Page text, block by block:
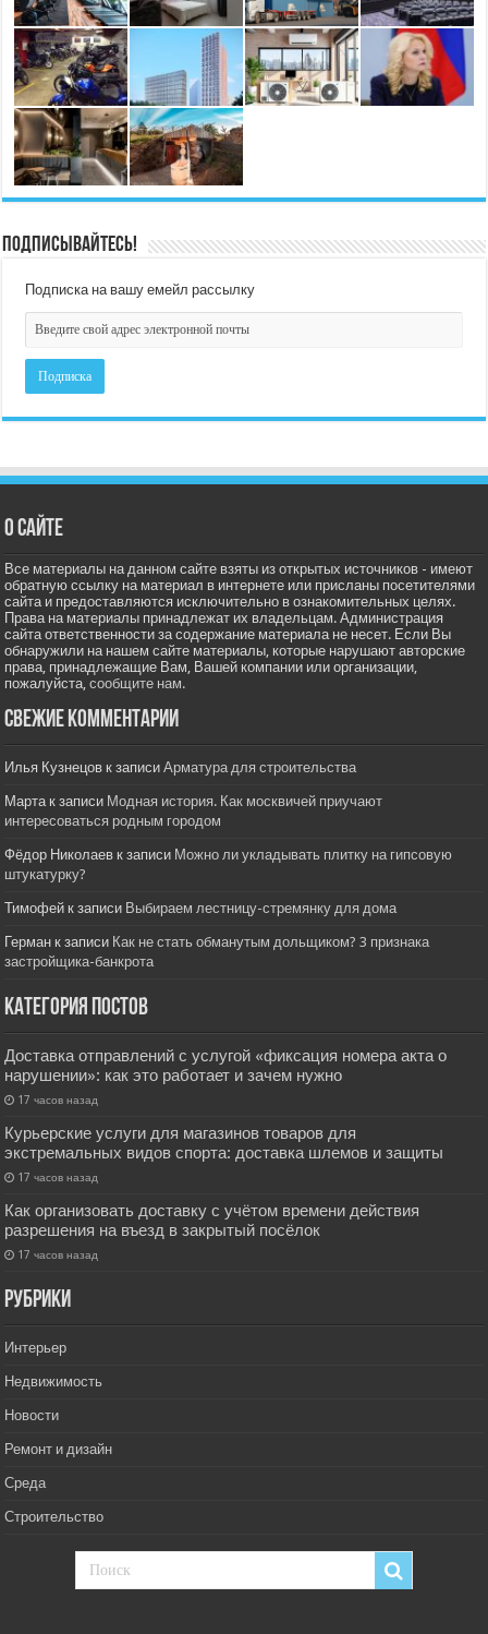
Подписывайтесь!
Подписка на вашу емейл рассылку
О сайте
Все материалы на данном сайте взяты из открытых источников - имеют
обратную ссылку на материал в интернете или присланы посетителями
сайта и предоставляются исключительно в ознакомительных целях.
Права на материалы принадлежат их владельцам. Администрация
сайта ответственности за содержание материала не несет. Если Вы
обнаружили на нашем сайте материалы, которые нарушают авторские
права, принадлежащие Вам, Вашей компании или организации,
пожалуйста,сообщите нам.
Свежие комментарии
Илья Кузнецов к записиАрматура для строительства
Мартак записи Модная история. Как москвичей приучают
интересоваться родным городом
Фёдор Николаев к записи Можно ли укладывать плитку на гипсовую
штукатурку?
Тимофей к записи Выбираем лестницу-стремянку для дома
Герман к записи Как не стать обманутым дольщиком? 3 признака
застройщика-банкрота
Категория постов
Доставка отправлений с услугой «фиксация номера акта о
нарушении»: как это работает и зачем нужно
17 часов назад
Курьерские услуги для магазинов товаров для
экстремальных видов спорта: доставка шлемов и защиты
17 часов назад
Как организовать доставку с учётом времени действия
разрешения на въезд в закрытый посёлок
17 часов назад
РУбрики
Интерьер
Недвижимость
Новости
Ремонт и дизайн
Среда
Строительство